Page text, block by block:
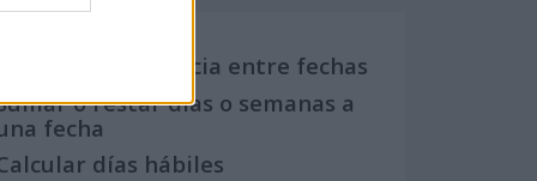
Calcula la diferencia entre fechas
o restar días o semanas a
fecha
días hábiles